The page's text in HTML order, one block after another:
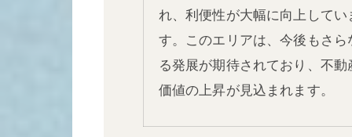
れ、利便性が大幅に向上してい
す。このエリアは、今後もさら
る発展が期待されており、不動
価値の上昇が見込まれます。